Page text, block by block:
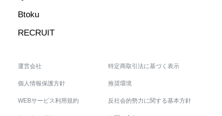
Btoku
RECRUIT
運営会社 特定商取引法に基づく表示
個人情報保護方針 推奨環境
WEBサービス利用規約 反社会的勢力に関する基本方針